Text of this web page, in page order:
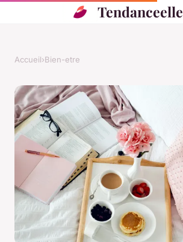
Tendanceelle
Accueil›Bien-etre